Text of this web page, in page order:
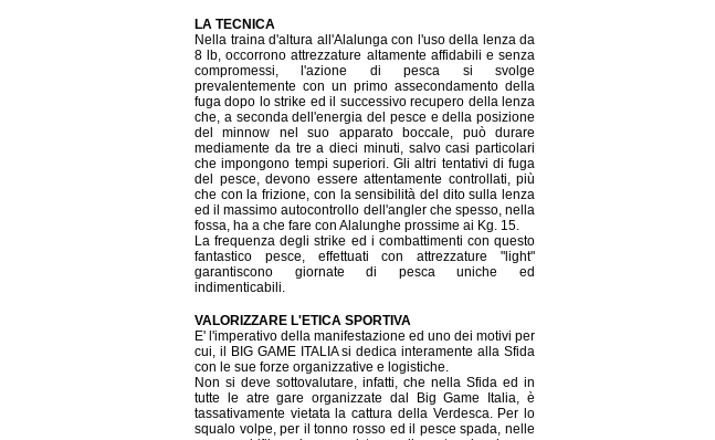
LA TECNICA
Nella traina d'altura all'Alalunga con l'uso della lenza da
8 lb, occorrono attrezzature altamente affidabili e senza
compromessi, l'azione di pesca si svolge
prevalentemente con un primo assecondamento della
fuga dopo lo strike ed il successivo recupero della lenza
che, a seconda dell'energia del pesce e della posizione
del minnow nel suo apparato boccale, può durare
mediamente da tre a dieci minuti, salvo casi particolari
che impongono tempi superiori. Gli altri tentativi di fuga
del pesce, devono essere attentamente controllati, più
che con la frizione, con la sensibilità del dito sulla lenza
ed il massimo autocontrollo dell'angler che spesso, nella
fossa, ha a che fare con Alalunghe prossime ai Kg. 15.
La frequenza degli strike ed i combattimenti con questo
fantastico pesce, effettuati con attrezzature "light"
garantiscono giornate di pesca uniche ed
indimenticabili.
VALORIZZARE L'ETICA SPORTIVA
E' l'imperativo della manifestazione ed uno dei motivi per
cui, il BIG GAME ITALIA si dedica interamente alla Sfida
con le sue forze organizzative e logistiche.
Non si deve sottovalutare, infatti, che nella Sfida ed in
tutte le atre gare organizzate dal Big Game Italia, è
tassativamente vietata la cattura della Verdesca. Per lo
squalo volpe, per il tonno rosso ed il pesce spada, nelle